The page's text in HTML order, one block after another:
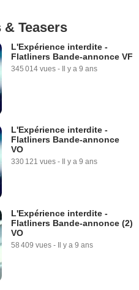
& Teasers
L'Expérience interdite -
Flatliners Bande-annonce VF
345 014 vues - Il y a 9 ans
L'Expérience interdite -
Flatliners Bande-annonce
VO
330 121 vues - Il y a 9 ans
L'Expérience interdite -
Flatliners Bande-annonce (2)
VO
58 409 vues - Il y a 9 ans